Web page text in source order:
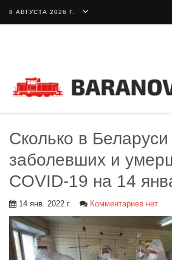
8 АВГУСТА 2026 Г.
Сколько в Беларуси
заболевших и
COVID-19 на 14
14 янв. 2022 г. Комментариев нет